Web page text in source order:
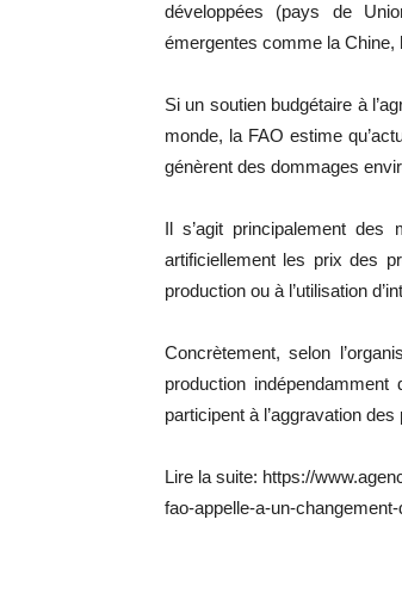
développées (pays de
émergentes comme la Chine,
Si un soutien budgétaire à
monde, la FAO estime
génèrent des dommages
Il s’agit principalement
artificiellement les prix des
production ou à l’utilisation
Concrètement, selon
production
participent à l’aggravation
Lire la suite: https://
fao-appelle-a-un-